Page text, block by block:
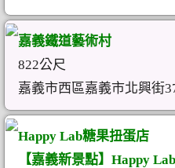
嘉義鐵道藝術村
822公尺
嘉義市西區嘉義市北興街
Happy Lab糖果扭蛋店
【嘉義新景點】Happy